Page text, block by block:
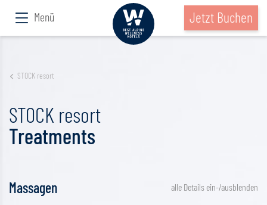
Menü Jetzt Buchen
STOCK resort
STOCK resort
Treatments
alle Details ein-/ausblenden
Massagen